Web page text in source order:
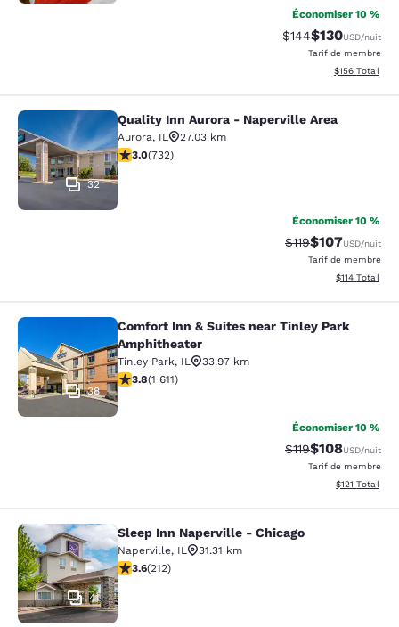
Économiser 10 %
Tarif barré :
$144Tarif réduit :
$130USD/nuit
Tarif de membre
Afficher les
$156 Total
Quality Inn Aurora - Naperville Area
32
Quality Inn Aurora - Naperville Area
Aurora, IL
27.03 km
3.02 étoiles. Moyen. 732 commentaires
3.0(732)
Économiser 10 %
Tarif barré :
$119Tarif réduit :
$107USD/nuit
Tarif de membre
Afficher les
$114 Total
Comfort Inn & Suites near Tinley
38
Comfort Inn & Suites near Tinley Park
Amphitheater
Tinley Park, IL
33.97 km
3.8 étoiles. Bien. 1611 commentaires
3.8(1 611)
Économiser 10 %
Tarif barré :
$119Tarif réduit :
$108USD/nuit
Tarif de membre
Afficher les
$121 Total
Sleep Inn Naperville - Chicago
41
Sleep Inn Naperville - Chicago
Naperville, IL
31.31 km
3.57 étoiles. Bien. 212 commentaires
3.6(212)